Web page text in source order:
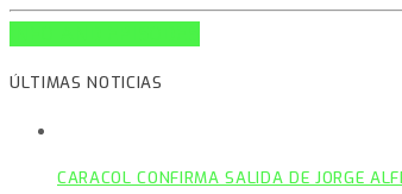
ÚLTIMAS NOTICIAS
CARACOL CONFIRMA SALIDA DE JORGE